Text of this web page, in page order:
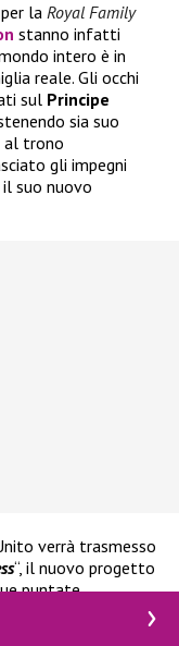
la Royal Family
stanno infatti
intero è in
reale. Gli occhi
sul Principe
sia suo
al trono
gli impegni
suo nuovo
verrà trasmesso
“, il nuovo progetto
puntate
molto caro anche a